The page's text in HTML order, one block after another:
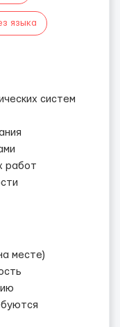
языка
систем
работ
месте)